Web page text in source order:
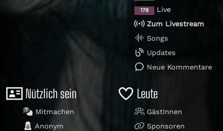
178
Live
Zum Livestream
Songs
Updates
Neue Kommentare
Nützlich sein
Mitmachen
Anonym
Leute
GästInnen
Sponsoren